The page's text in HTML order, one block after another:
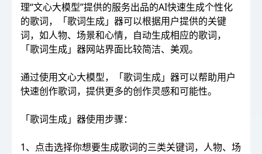
理“文心大模型”提供的服务出品的AI快速生成个性化
的歌词，「歌词生成」器可以根据用户提供的关键
词，如人物、场景和心情，自动生成相应的歌词，
「歌词生成」器网站界面比较简洁、美观。
通过使用文心大模型，「歌词生成」器可以帮助用户
快速创作歌词，提供更多的创作灵感和可能性。
「歌词生成」器使用步骤：
1、点击选择你想要生成歌词的三类关键词，人物、场